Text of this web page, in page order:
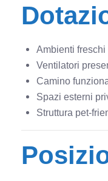
Ambienti freschi
Ventilatori
Camino
Spazi esterni
Struttura pet-